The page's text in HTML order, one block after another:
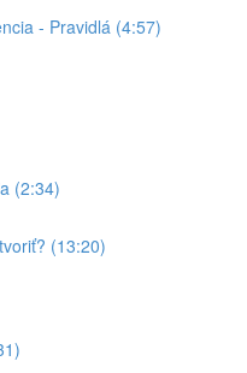
- Pravidlá (4:57)
(2:34)
(13:20)